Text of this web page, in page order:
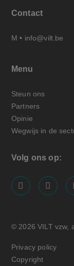
Contact
M • info@vilt.be
Menu
Steun ons
Partners
Opinie
Wegwijs in de
Volg ons op:
© 2026 VILT vzw,
Privacy policy
Copyright